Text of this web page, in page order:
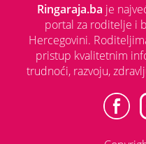
Ringaraja.ba je
portal za roditelje i
Hercegovini.
pristup kvalitetnim
trudnoći, razvoju,